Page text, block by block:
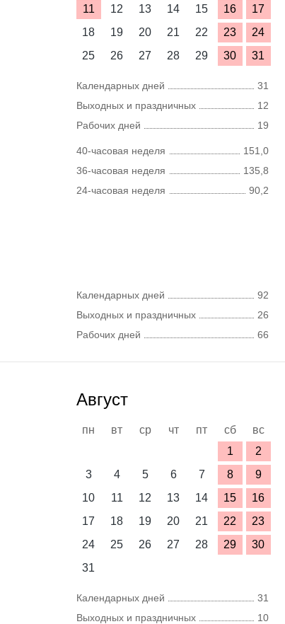
11
12 13 14 15 16
17
18
19 20 21 22 23
24
25
26 27 28 29 30 31
Календарных дней
31
Выходных и праздничных
12
Рабочих дней
19
40-часовая неделя
151,0
36-часовая неделя
135,8
24-часовая неделя
90,2
Календарных дней
92
Выходных и праздничных
26
Рабочих дней
66
Август
пн вт ср чт пт сб
вс
1
2
3
4 5 6 7 8
9
10
11 12 13 14 15
16
17
18 19 20 21 22
23
24
25 26 27 28 29
30
31
Календарных дней
31
Выходных и праздничных
10